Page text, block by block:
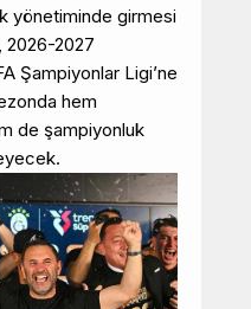
yönetiminde girmesi
2026-2027
Şampiyonlar Ligi’ne
hem
de şampiyonluk